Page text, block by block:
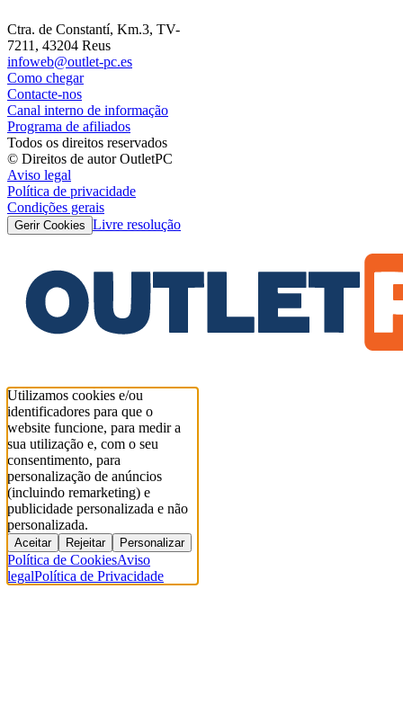
Ctra. de Constantí, Km.3, TV-
7211, 43204 Reus
infoweb@outlet-pc.es
Como chegar
Contacte-nos
Canal interno de informação
Programa de afiliados
Todos os direitos reservados
© Direitos de autor OutletPC
Aviso legal
Política de privacidade
Condições gerais
Gerir Cookies Livre resolução
Utilizamos cookies e/ou
identificadores para que o
website funcione, para medir a
sua utilização e, com o seu
consentimento, para
personalização de anúncios
(incluindo remarketing) e
publicidade personalizada e não
personalizada.
Aceitar Rejeitar Personalizar
Política de CookiesAviso
legalPolítica de Privacidade